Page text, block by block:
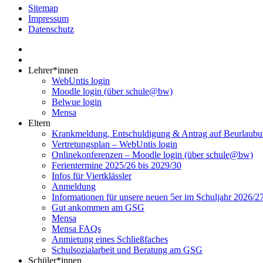
Sitemap
Impressum
Datenschutz
Lehrer*innen
WebUntis login
Moodle login (über schule@bw)
Belwue login
Mensa
Eltern
Krankmeldung, Entschuldigung & Antrag auf
Vertretungsplan – WebUntis login
Onlinekonferenzen – Moodle login (über schule@bw)
Ferientermine 2025/26 bis 2029/30
Infos für Viertklässler
Anmeldung
Informationen für unsere neuen 5er im Schuljahr 2026/
Gut ankommen am GSG
Mensa
Mensa FAQs
Anmietung eines Schließfaches
Schulsozialarbeit und Beratung am GSG
Schüler*innen